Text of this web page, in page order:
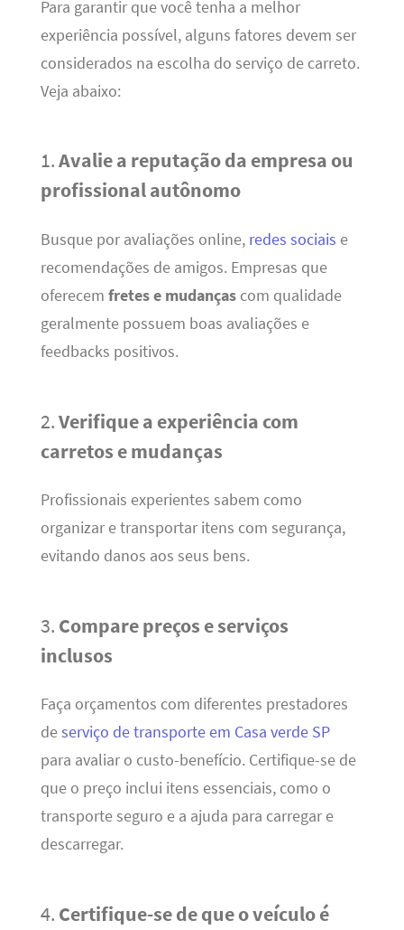
Para garantir que você tenha a melhor
experiência possível, alguns fatores devem ser
considerados na escolha do serviço de carreto.
Veja abaixo:
1.Avalie a reputação da empresa ou
profissional autônomo
Busque por avaliações online, redes sociais e
recomendações de amigos. Empresas que
oferecem fretes e mudançascom qualidade
geralmente possuem boas avaliações e
feedbacks positivos.
2.Verifique a experiência com
carretos e mudanças
Profissionais experientes sabem como
organizar e transportar itens com segurança,
evitando danos aos seus bens.
3. Compare preços e serviços
inclusos
Faça orçamentos com diferentes prestadores
deserviço de transporte em Casa verde SP
para avaliar o custo-benefício. Certifique-se de
que o preço inclui itens essenciais, como o
transporte seguro e a ajuda para carregar e
descarregar.
4. Certifique-se de que o veículo é